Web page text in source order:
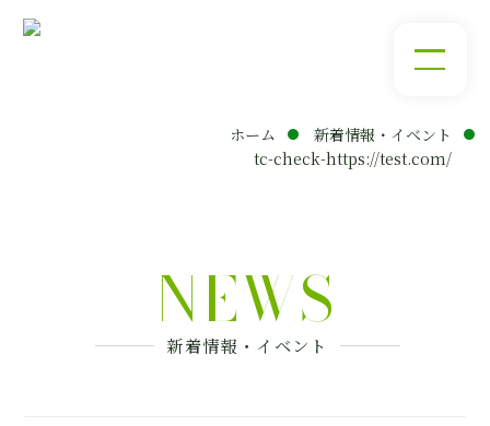
ホーム
新着情報・イベント
tc-check-https://test.com/
NEWS
新着情報・イベント